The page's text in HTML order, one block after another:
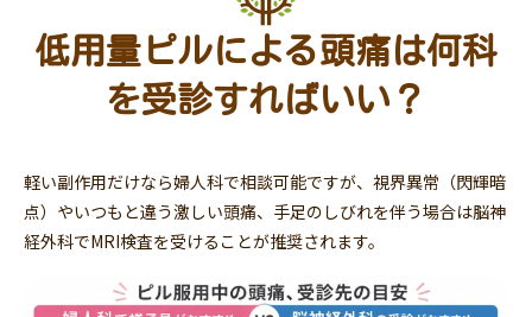
低用量ピルによる頭痛は何科
を受診すればいい？
軽い副作用だけなら婦人科で相談可能ですが、視界異常（閃輝暗
点）やいつもと違う激しい頭痛、手足のしびれを伴う場合は脳神
経外科でMRI検査を受けることが推奨されます。